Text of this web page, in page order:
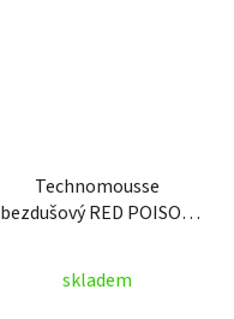
Technomousse
bezdušový RED POISON
skladem